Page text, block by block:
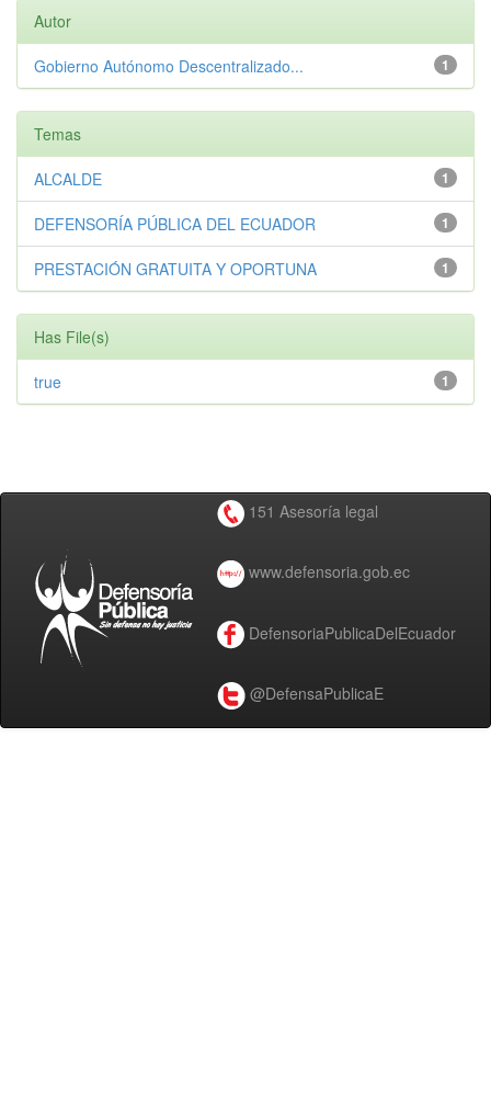
Autor
1
Gobierno Autónomo Descentralizado...
Temas
1
ALCALDE
1
DEFENSORÍA PÚBLICA DEL ECUADOR
1
PRESTACIÓN GRATUITA Y OPORTUNA
Has File(s)
1
true
151 Asesoría legal
www.defensoria.gob.ec
DefensoriaPublicaDelEcuador
@DefensaPublicaE